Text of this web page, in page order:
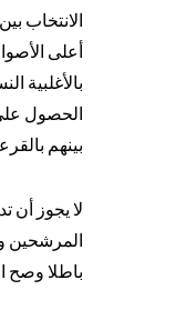
الانتخاب
أعلى
بالأغلبية
الحصول على
بينهم
لا يجوز أن
المرشحين
باطلا وصح